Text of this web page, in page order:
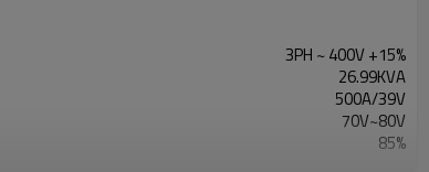
3PH ~ 400V +15%
26.99KVA
500A/39V
70V~80V
85%